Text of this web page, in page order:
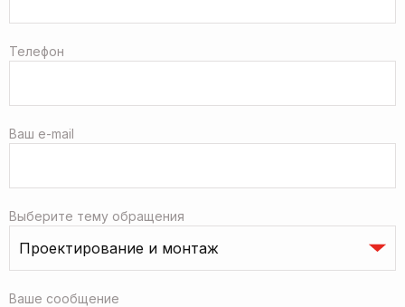
Телефон
Ваш e-mail
Выберите тему обращения
Ваше сообщение